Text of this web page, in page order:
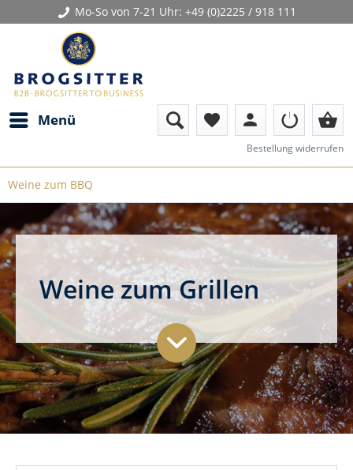
Mo-So von 7-21 Uhr: +49 (0)2225 / 918 111
Menü favorite person shopping_basket
Bestellung widerrufen
Weine zum BBQ
Weine zum Grillen